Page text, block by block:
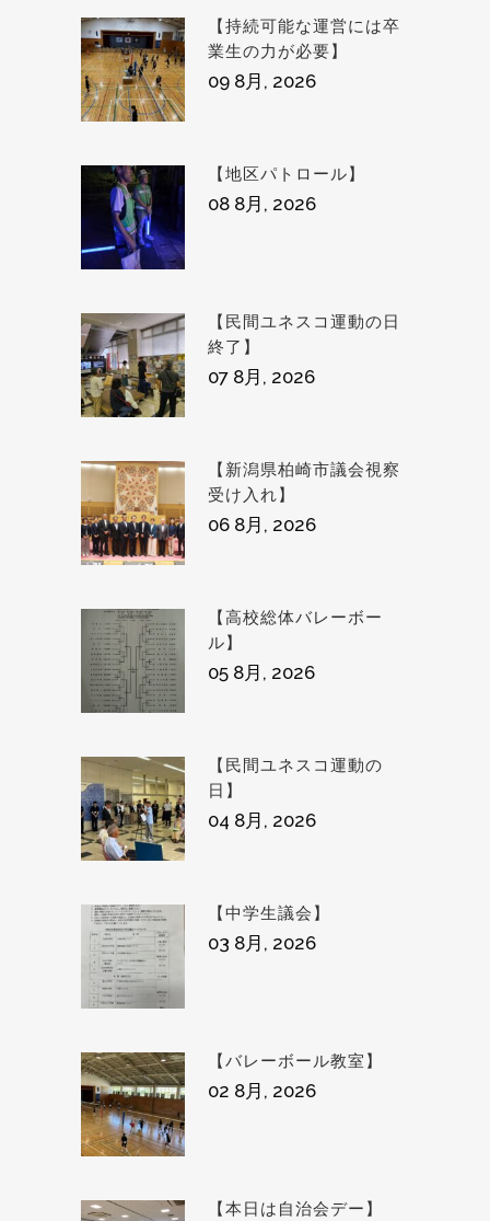
【持続可能な運営には卒
業生の力が必要】
09 8月, 2026
【地区パトロール】
08 8月, 2026
【民間ユネスコ運動の日
終了】
07 8月, 2026
【新潟県柏崎市議会視察
受け入れ】
06 8月, 2026
【高校総体バレーボー
ル】
05 8月, 2026
【民間ユネスコ運動の
日】
04 8月, 2026
【中学生議会】
03 8月, 2026
【バレーボール教室】
02 8月, 2026
【本日は自治会デー】